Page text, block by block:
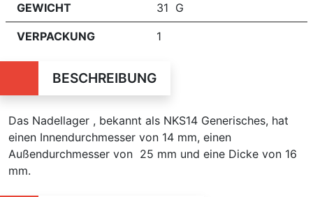
GEWICHT 31 G
VERPACKUNG 1
BESCHREIBUNG
Das Nadellager , bekannt als NKS14 Generisches, hat
einen Innendurchmesser von 14 mm, einen
Außendurchmesser von 25 mm und eine Dicke von 16
mm.